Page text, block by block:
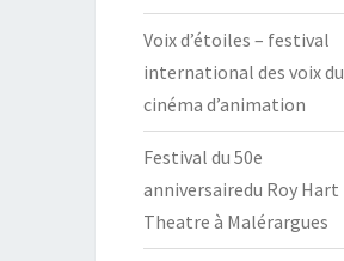
Voix d’étoiles – festival
international des voix du
cinéma d’animation
Festival du 50e
anniversairedu Roy Hart
Theatre à Malérargues